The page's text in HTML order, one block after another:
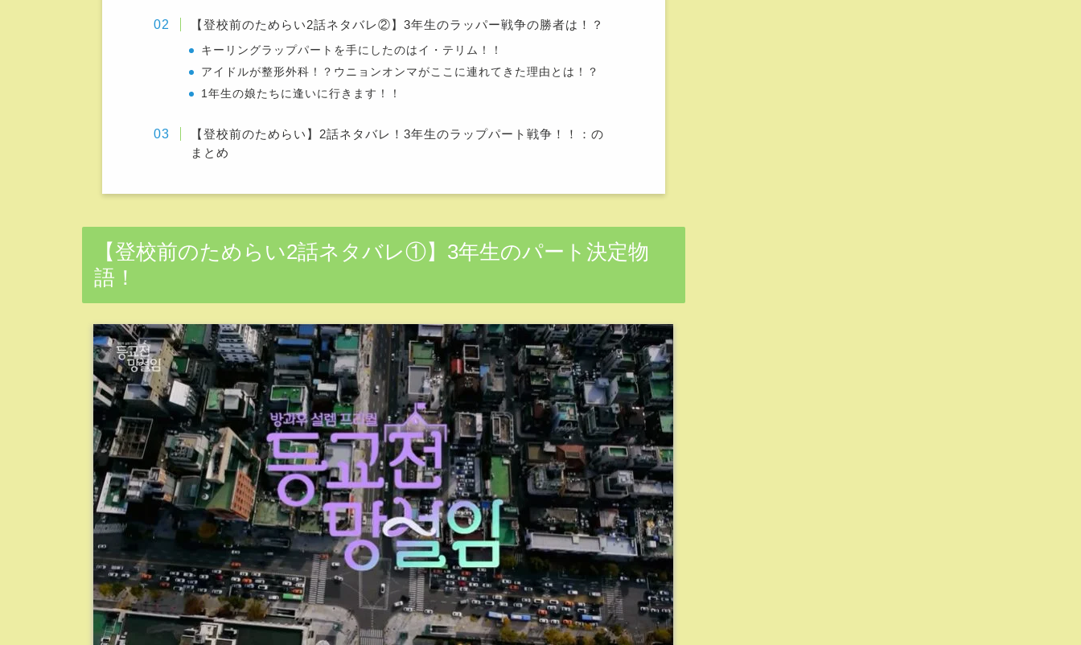
【登校前のためらい2話ネタバレ②】3年生のラッパー戦争の勝者は！？
キーリングラップパートを手にしたのはイ・テリム！！
アイドルが整形外科！？ウニョンオンマがここに連れてきた理由とは！？
1年生の娘たちに逢いに行きます！！
【登校前のためらい】2話ネタバレ！3年生のラップパート戦争！！：の
まとめ
【登校前のためらい2話ネタバレ①】3年生のパート決定物
語！